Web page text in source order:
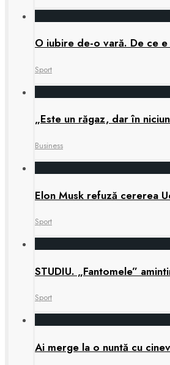
O iubire de-o vară. De ce
Sport
„Este un răgaz, dar în
Business
Elon Musk refuză cererea
Sport
STUDIU. „Fantomele”
Sport
Ai merge la o nuntă cu